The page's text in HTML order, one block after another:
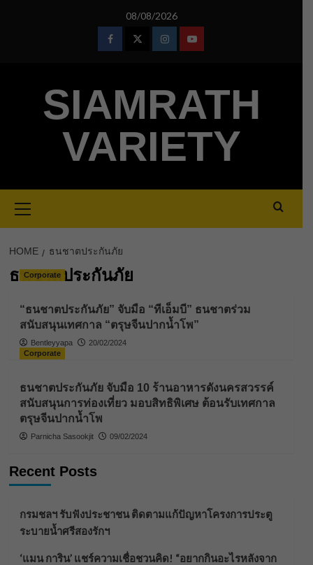
08/08/2026
FacebookTwitterInstagramYoutube
SIAMRATH
VARIETY
Menu
HOME ธนชาตประกันภัย
ธนชาตประกันภัย
Corporate
“ธนชาตประกันภัย” จับมือ “ทีเอ็มบี” ธนชาตร่วม
สนับสนุนเทศกาล “ตรุษจีนปากน้ำโพ”
Bentleyyapa
20/02/2024
Corporate
ธนชาตประกันภัย จับมือ 10 ร้านอาหารดังนครสวรรค์
สนับสนุนการท่องเที่ยว มอบสิทธิพิเศษ ต้อนรับเทศกาล
ตรุษจีนปากน้ำโพ
Parnicha Sasookjit 09/02/2024
Recent Posts
กรมชลฯ รับฟังประชาชน ติดตามแก้ปัญหาโครงการประตู
ระบายน้ำศรีสองรักฯ
‘แมน การิน’ แชร์ความเชื่อชวนคิด! “อยากกินอะไรหลังจาก